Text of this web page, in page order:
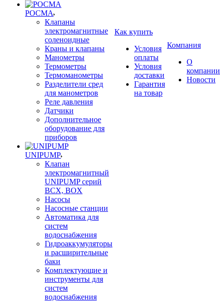
РОСМА
Клапаны
электромагнитные
соленоидные
Краны и клапаны
Манометры
Термометры
Термоманометры
Разделители сред
для манометров
Реле давления
Датчики
Дополнительное
оборудование для
приборов
UNIPUMP
Клапан
электромагнитный
UNIPUMP серий
BCX, BOX
Насосы
Насосные станции
Автоматика для
систем
водоснабжения
Гидроаккумуляторы
и расширительные
баки
Комплектующие и
инструменты для
систем
водоснабжения
Как купить
Условия
оплаты
Условия
доставки
Гарантия
на товар
Компания
О
компании
Новости